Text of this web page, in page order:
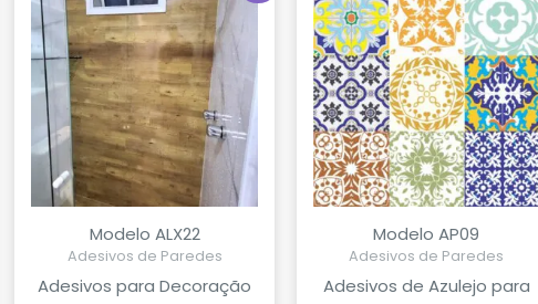
Modelo ALX22
Adesivos de Paredes
Adesivos para Decoração
Modelo AP09
Adesivos de Paredes
Adesivos de Azulejo para